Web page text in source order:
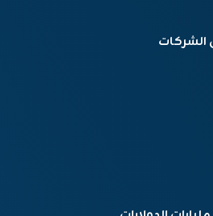
الشركات